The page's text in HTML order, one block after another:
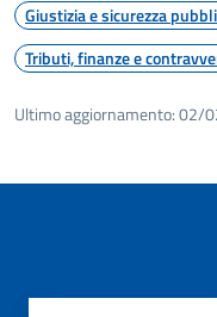
Giustizia e sicurezza
Tributi, finanze e
Ultimo aggiornamento:02/